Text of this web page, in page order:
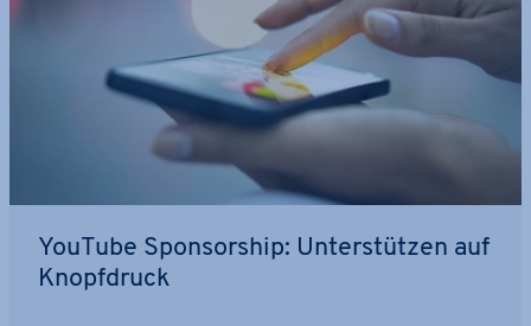
YouTube Spon­sor­ship: Un­ter­stüt­zen auf
Knopf­druck